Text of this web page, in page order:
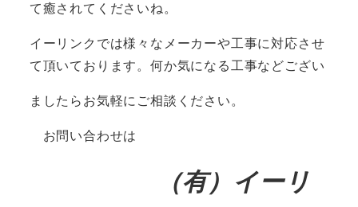
て癒されてくださいね。
イーリンクでは様々なメーカーや工事に対応させ
て頂いております。何か気になる工事などござい
ましたらお気軽にご相談ください。
お問い合わせは
（有）イーリ